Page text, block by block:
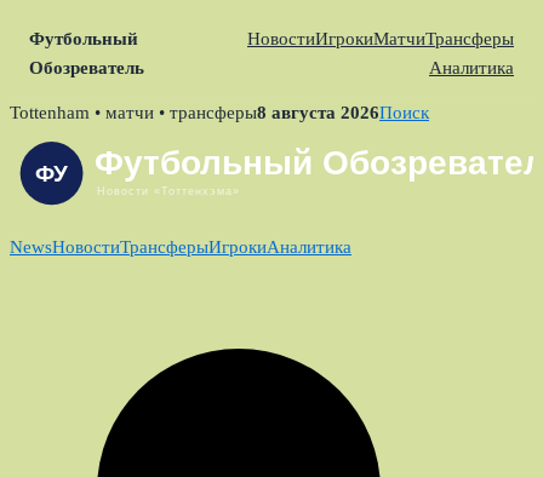
Футбольный
Обозреватель
НовостиИгрокиМатчиТрансферы
Аналитика
Skip
content
Tottenham • матчи • трансферы8 августа 2026Поиск
NewsНовостиТрансферыИгрокиАналитика